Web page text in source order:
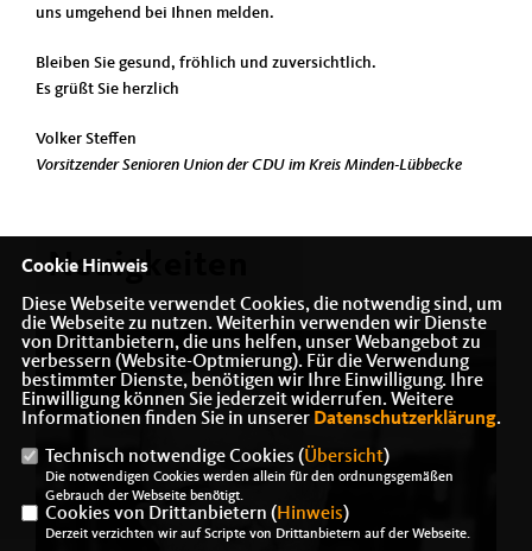
uns umgehend bei Ihnen melden.
Bleiben Sie gesund, fröhlich und zuversichtlich.
Es grüßt Sie herzlich
Volker Steffen
Vorsitzender Senioren Union der CDU im Kreis Minden-Lübbecke
Neuigkeiten
Cookie Hinweis
Diese Webseite verwendet Cookies, die notwendig sind, um
die Webseite zu nutzen. Weiterhin verwenden wir Dienste
von Drittanbietern, die uns helfen, unser Webangebot zu
verbessern (Website-Optmierung). Für die Verwendung
bestimmter Dienste, benötigen wir Ihre Einwilligung. Ihre
Einwilligung können Sie jederzeit widerrufen. Weitere
Informationen finden Sie in unserer Datenschutzerklärung.
Technisch notwendige Cookies (Übersicht)
Die notwendigen Cookies werden allein für den ordnungsgemäßen
Gebrauch der Webseite benötigt.
Cookies von Drittanbietern (Hinweis)
Derzeit verzichten wir auf Scripte von Drittanbietern auf der Webseite.